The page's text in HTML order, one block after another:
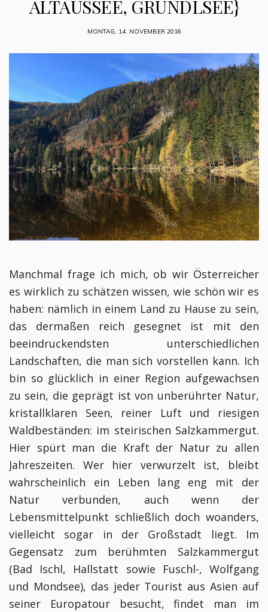
ALTAUSSEE, GRUNDLSEE}
MONTAG, 14. NOVEMBER 2016
Manchmal frage ich mich, ob wir Österreicher
es wirklich zu schätzen wissen, wie schön wir es
haben: nämlich in einem Land zu Hause zu sein,
das dermaßen reich gesegnet ist mit den
beeindruckendsten unterschiedlichen
Landschaften, die man sich vorstellen kann. Ich
bin so glücklich in einer Region aufgewachsen
zu sein, die geprägt ist von unberührter Natur,
kristallklaren Seen, reiner Luft und riesigen
Waldbeständen: im steirischen Salzkammergut.
Hier spürt man die Kraft der Natur zu allen
Jahreszeiten. Wer hier verwurzelt ist, bleibt
wahrscheinlich ein Leben lang eng mit der
Natur verbunden, auch wenn der
Lebensmittelpunkt schließlich doch woanders,
vielleicht sogar in der Großstadt liegt. Im
Gegensatz zum berühmten Salzkammergut
(Bad Ischl, Hallstatt sowie Fuschl-, Wolfgang
und Mondsee), das jeder Tourist aus Asien auf
seiner Europatour besucht, findet man im